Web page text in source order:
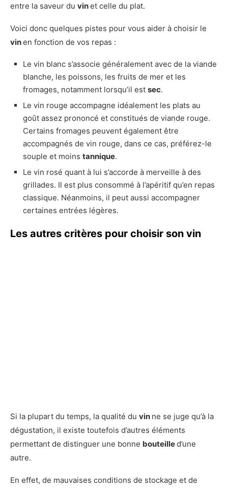
entre la saveur du vinet celle du plat.
Voici donc quelques pistes pour vous aider à choisir le
vinen fonction de vos repas :
Le vin blanc s’associe généralement avec de la viande
blanche, les poissons, les fruits de mer et les
fromages, notamment lorsqu’il est sec.
Le vin rouge accompagne idéalement les plats au
goût assez prononcé et constitués de viande rouge.
Certains fromages peuvent également être
accompagnés de vin rouge, dans ce cas, préférez-le
souple et moins tannique.
Le vin rosé quant à lui s’accorde à merveille à des
grillades. Il est plus consommé à l’apéritif qu’en repas
classique. Néanmoins, il peut aussi accompagner
certaines entrées légères.
Les autres critères pour choisir son vin
Si la plupart du temps, la qualité du vin ne se juge qu’à la
dégustation, il existe toutefois d’autres éléments
permettant de distinguer une bonne bouteilled’une
autre.
En effet, de mauvaises conditions de stockage et de